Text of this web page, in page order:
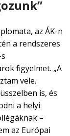
az ÁK-n
a rendszeres
figyelmet. „A
vele.
is, és
a helyi
–
az Európai